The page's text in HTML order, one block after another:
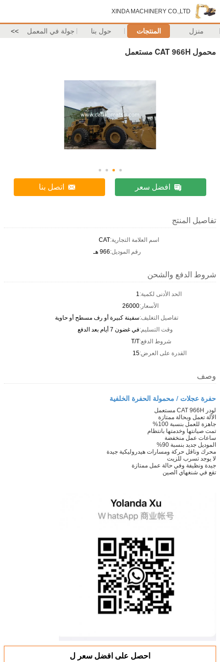
XINDA MACHINERY CO.,LTD
منزل المنتجات حول بنا جولة في المعمل >>
محمول CAT 966H مستعمل
افضل سعر اتصل بنا
تفاصيل المنتج
اسم العلامة التجارية:CAT
رقم الموديل:966 هـ
شروط الدفع والشحن
الحد الأدنى لكمية:1
الأسعار:26000
تفاصيل التغليف:سفينة كبيرة أو رف مسطح أو حاوية
وقت التسليم:في غضون 7 أيام بعد الدفع
شروط الدفع:T/T
القدرة على العرض:15
وصف
حفرة عجلات / محمولة الحفرة الخلفية
لودر CAT 966H مستعمل
الآلة تعمل وبحالة ممتازة
جاهزة للعمل بنسبة 100%
تمت صيانتها وخدمتها بانتظام
ساعات عمل منخفضة
الموديل جديد بنسبة 90%
محرك وناقل حركة ومسارات هيدروليكية جيدة
لا يوجد تسرب للزيت
جيدة ونظيفة وفي حالة عمل ممتازة
تقع في شنغهاي الصين
احصل على افضل سعر ل